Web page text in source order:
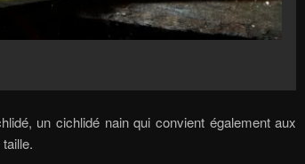
un cichlidé nain qui convient également aux